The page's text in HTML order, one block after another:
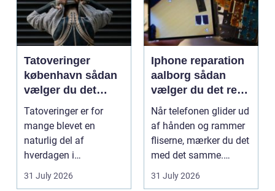
Tatoveringer
københavn sådan
vælger du det
rigtige studie
Tatoveringer er for
mange blevet en
naturlig del af
hverdagen i
København. Byen er
fyldt med dygtige...
31 July 2026
Iphone reparation
aalborg sådan
vælger du det rette
værksted
Når telefonen glider ud
af hånden og rammer
fliserne, mærker du det
med det samme.
Skærmen splintrer...
31 July 2026